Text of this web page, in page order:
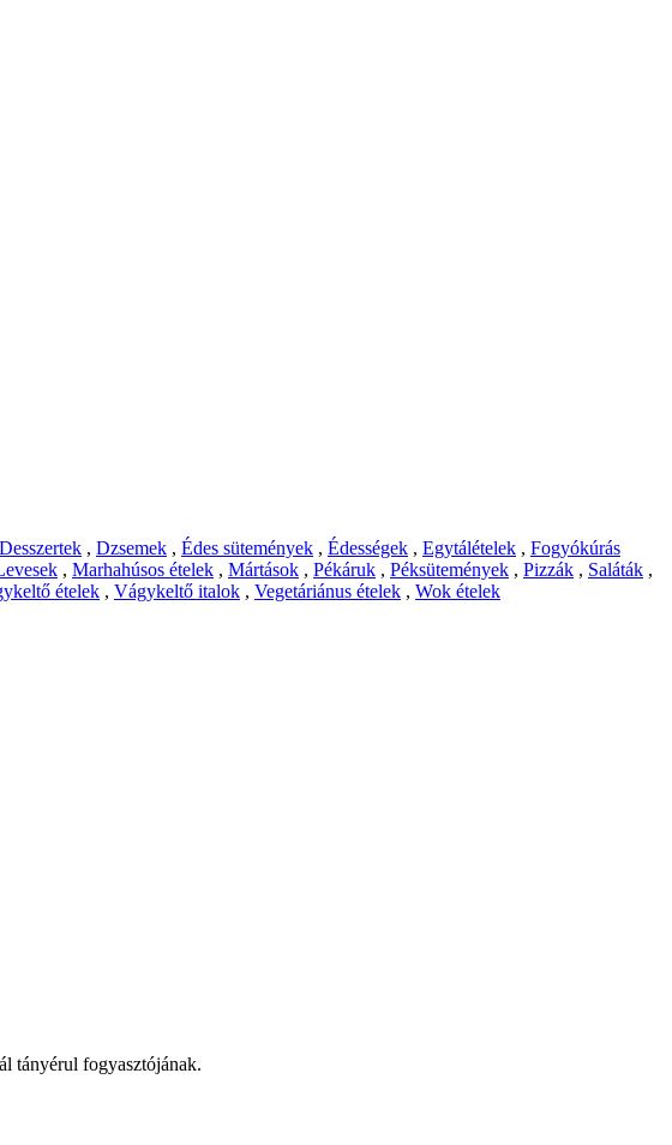
Desszertek , Dzsemek , Édes sütemények , Édességek , Egytálételek , Fogyókúrás
, Marhahúsos ételek , Mártások , Pékáruk , Péksütemények , Pizzák , Saláták ,
ételek , Vágykeltő italok , Vegetáriánus ételek , Wok ételek
tányérul fogyasztójának.